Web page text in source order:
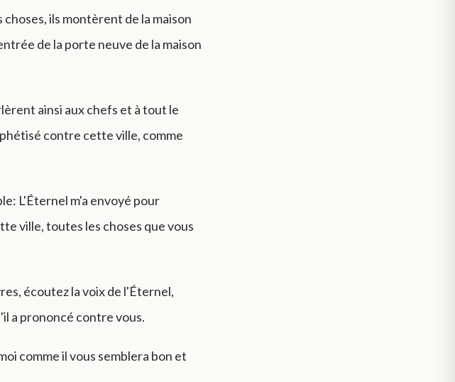
ils montèrent de la maison
de la porte neuve de la maison
ainsi aux chefs et à tout le
contre cette ville, comme
L'Éternel m'a envoyé pour
ville, toutes les choses que vous
écoutez la voix de l'Éternel,
a prononcé contre vous.
comme il vous semblera bon et